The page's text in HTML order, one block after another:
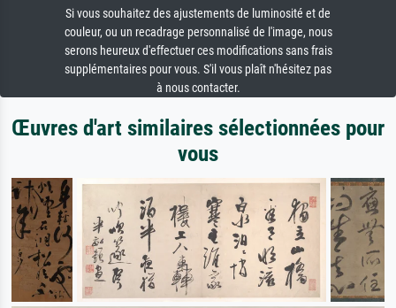
Si vous souhaitez des ajustements de luminosité et de
couleur, ou un recadrage personnalisé de l'image, nous
serons heureux d'effectuer ces modifications sans frais
supplémentaires pour vous. S'il vous plaît n'hésitez pas
à nous contacter.
Œuvres d'art similaires sélectionnées pour
vous